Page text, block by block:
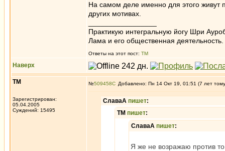
На самом деле именно для этого живут
других мотивах.
Практикую интегральную йогу Шри
Лама и его общественная деятельность.
Ответы на этот пост: ТМ
Наверх
ТМ
Зарегистрирован:
05.04.2005
Суждений: 15495
№509458 Добавлено: Пн 14 Окт 19, 01:51 (7 лет
СлаваА пишет:
ТМ пишет:
СлаваА пишет:
Я же не возражаю против